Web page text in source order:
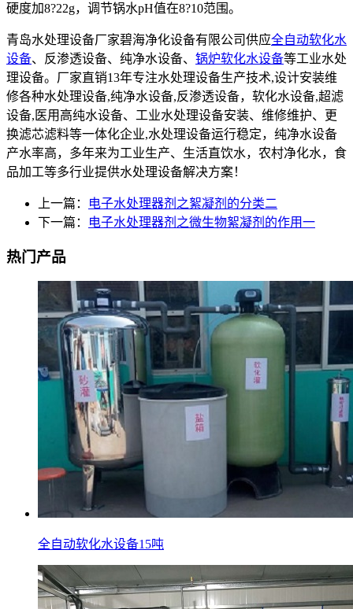
硬度加8?22g，调节锅水pH值在8?10范围。
青岛水处理设备厂家碧海净化设备有限公司供应全自动软化水
设备、反渗透设备、纯净水设备、 锅炉软化水设备等工业水处
理设备。厂家直销13年专注水处理设备生产技术,设计安装维
修各种水处理设备,纯净水设备,反渗透设备，软化水设备,超滤
设备,医用高纯水设备、工业水处理设备安装、维修维护、更
换滤芯滤料等一体化企业,水处理设备运行稳定，纯净水设备
产水率高，多年来为工业生产、生活直饮水，农村净化水，食
品加工等多行业提供水处理设备解决方案！
上一篇：
电子水处理器剂之絮凝剂的分类二
下一篇：
电子水处理器剂之微生物絮凝剂的作用一
热门产品
全自动软化水设备15吨